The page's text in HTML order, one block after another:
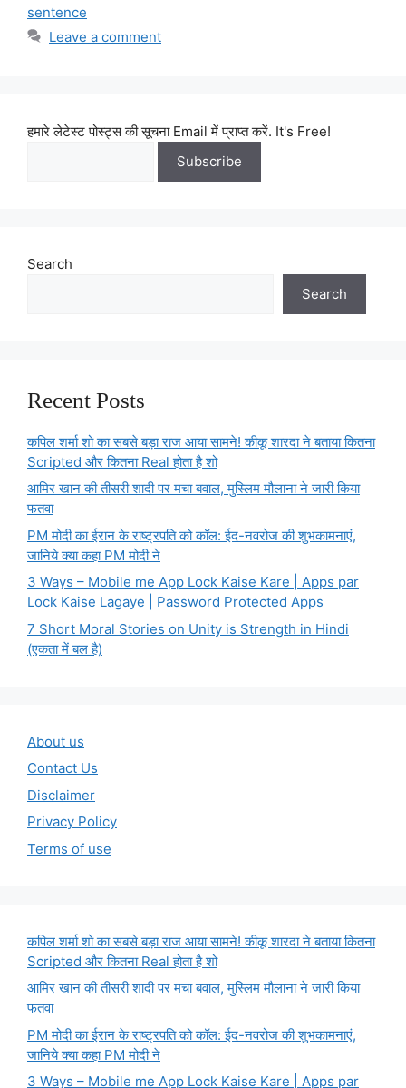
sentence
Leave a comment
हमारे लेटेस्ट पोस्ट्स की सूचना Email में प्राप्त करें. It's Free!
Search
Search
Recent Posts
कपिल शर्मा शो का सबसे बड़ा राज आया सामने! कीकू शारदा ने बताया कितना
Scripted और कितना Real होता है शो
आमिर खान की तीसरी शादी पर मचा बवाल, मुस्लिम मौलाना ने जारी किया
फतवा
PM मोदी का ईरान के राष्ट्रपति को कॉल: ईद-नवरोज की शुभकामनाएं,
जानिये क्या कहा PM मोदी ने
3 Ways – Mobile me App Lock Kaise Kare | Apps par
Lock Kaise Lagaye | Password Protected Apps
7 Short Moral Stories on Unity is Strength in Hindi
(एकता में बल है)
About us
Contact Us
Disclaimer
Privacy Policy
Terms of use
कपिल शर्मा शो का सबसे बड़ा राज आया सामने! कीकू शारदा ने बताया कितना
Scripted और कितना Real होता है शो
आमिर खान की तीसरी शादी पर मचा बवाल, मुस्लिम मौलाना ने जारी किया
फतवा
PM मोदी का ईरान के राष्ट्रपति को कॉल: ईद-नवरोज की शुभकामनाएं,
जानिये क्या कहा PM मोदी ने
3 Ways – Mobile me App Lock Kaise Kare | Apps par